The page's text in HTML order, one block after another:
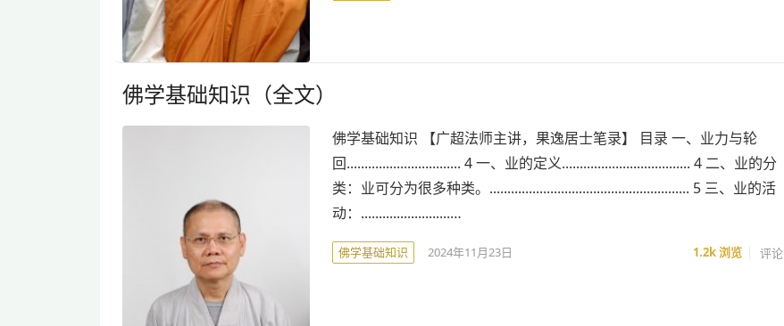
佛学基础知识（全文）
佛学基础知识 【广超法师主讲，果逸居士笔录】 目录 一、业力与轮
回................................ 4 一、业的定义.................................... 4 二、业的分
类：业可分为很多种类。........................................................ 5 三、业的活
动：.........................…
佛学基础知识 2024年11月23日 1.2k浏览 评论